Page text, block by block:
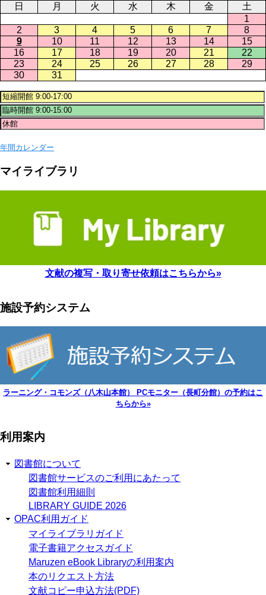
日 月 火 水 木 金
土
1
2
3 4 5 6 7
8
9
10 11 12 13 14
15
16
17 18 19 20 21
22
23
24 25 26 27 28
29
30
31
年間カレンダー
マイライブラリ
文献の複写・取り寄せ依頼はこちらから»
施設予約システム
ラーニング・コモンズ（八木山本館） PCモニター（長町分館）の予約はこ
ちらから»
利用案内
図書館について
図書館サービスのご利用にあたって
図書館利用細則
LIBRARY GUIDE 2026
OPAC利用ガイド
マイライブラリガイド
電子書籍アクセスガイド
Maruzen eBook Libraryの利用案内
本のリクエスト方法
文献コピー申込方法(PDF)